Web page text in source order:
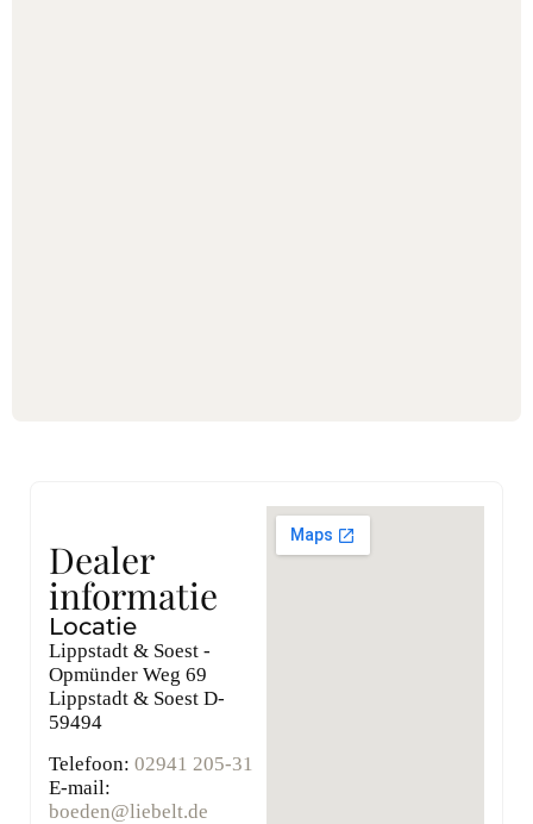
Dealer
informatie
Locatie
Lippstadt & Soest -
Opmünder Weg 69
Lippstadt & Soest D-
59494
Telefoon: 02941 205-31
E-mail:
boeden@liebelt.de